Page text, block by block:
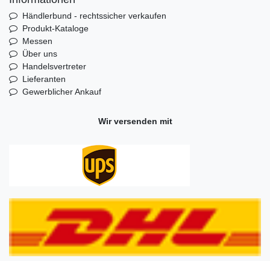
Händlerbund - rechtssicher verkaufen
Produkt-Kataloge
Messen
Über uns
Handelsvertreter
Lieferanten
Gewerblicher Ankauf
Wir versenden mit